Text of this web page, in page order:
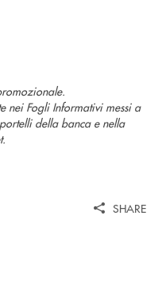
nei Fogli Informativi messi a
della banca e nella
SHARE